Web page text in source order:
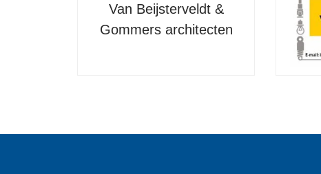
Van Beijsterveldt &
Gommers architecten